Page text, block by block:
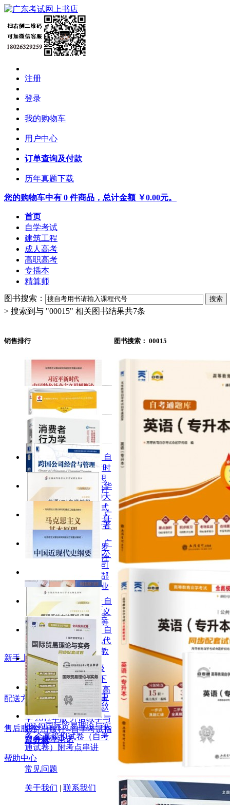
注册
登录
我的购物车
用户中心
订单查询及付款
历年真题下载
您的购物车中有 0 件商品，总计金额 ￥0.00元。
首页
自学考试
建筑工程
成人高考
高职高考
专插本
精算师
图书搜索：
> 搜索到与 "00015" 相关图书结果共7条
销售排行
自
考教材15040习近平新时
代中国特色社会主义思
想概论 高等教育出版社华
职教育自考试卷15040大
学生思政课概论 阶梯式
突破试卷含2025年4月真
题
广
东自考教材14443消费者
行为学 消费者行为学
（第12版）迈克尔·所罗
门 中国人民大学出版社
广
东自考教材10617跨国公
司经营与管理 跨国公司
经营与管理 卢进勇、郜
志雄、温丽琴 机械工业
出版社2022年第3版
13000英语（专升本）
英语（二）自学教程
2012年版 张敬源 张虹
外语教学与研究出版社
自
考教材15044马克思主义
基本原理2023年版 高等
教育出版社
自
考教材15043中国近现代
史纲要2023年版 高等教
育出版社
00602口译与听力 高级
汉英英汉口译教程上下
册配MP3 王桂珍 英语高
级听力教程配MP3 何勇
斌-自学考试指定教材
00051/00052管理系统中
计算机应用 周山芙、赵
苹 2012年版 外语教学与
研究出版社--自学考试指
定教材
00149国际贸易理论与实
务 全真模拟试卷（自考
通试卷）附考点串讲
图书搜索： 00015
新手上路
购物流程
会员及VIP会员
配送方式
配送方式
售后服务
服务保障承诺
帮助中心
常见问题
关于我们 | 联系我们